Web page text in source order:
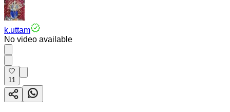
k.uttam
No video available
11